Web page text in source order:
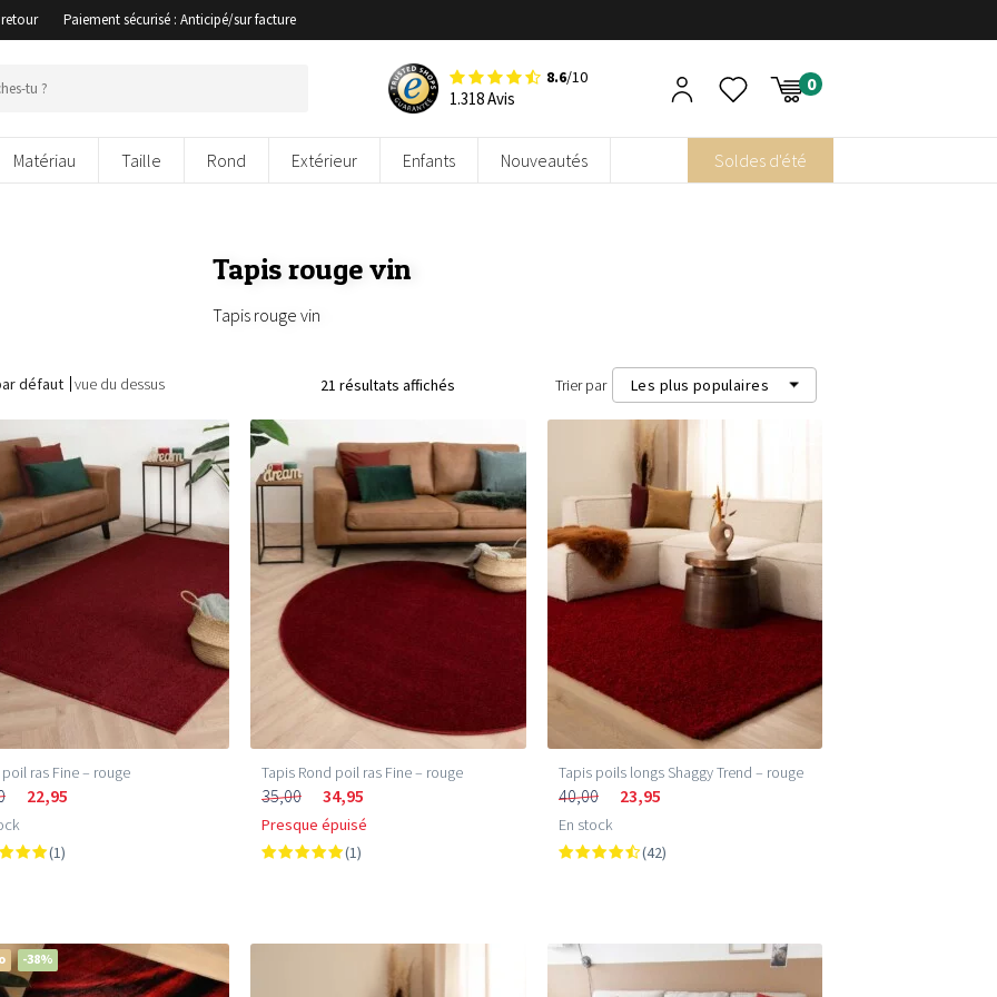
Paiement sécurisé : Anticipé/sur facture
8.6/10
1.318 Avis
Matériau Taille Rond Extérieur Enfants Nouveautés Soldes d'été
Tapis rouge vin
Tapis rouge vin
défaut vue du dessus 21 résultats affichés Trier par Les plus populaires
Les plus récents
Prix les plus bas (m²)
Prix les plus élevés (m²)
ras Fine – rouge
22,95
(1)
Tapis Rond poil ras Fine – rouge
35,00 34,95
Presque épuisé
(1)
Tapis poils longs Shaggy Trend – rouge
40,00 23,95
En stock
(42)
-38%